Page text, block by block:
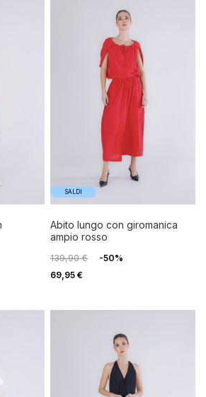
SALDI
abito lungo con giromanica
ampio rosso
139,90 €
-50%
69,95 €